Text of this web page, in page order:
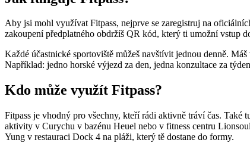
Aby jsi mohl využívat Fitpass, nejprve se zaregistruj na
zakoupení předplatného obdržíš QR kód, který ti umožní vstup
Každé účastnické sportoviště můžeš navštívit jednou denně.
Například: jedno horské výjezd za den, jedna konzultace za
Kdo může využít Fitpass?
Fitpass je vhodný pro všechny, kteří rádi aktivně tráví čas.
aktivity v Curychu v bazénu Heuel nebo v fitness centru
Yung v restauraci Dock 4 na pláži, který tě dostane do formy.